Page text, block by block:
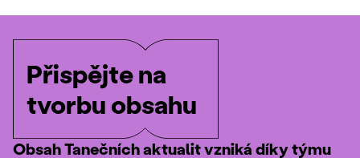
Přispějte na
tvorbu obsahu
Obsah Tanečních aktualit vzniká díky týmu